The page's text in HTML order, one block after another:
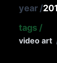
year /
tags /
video art